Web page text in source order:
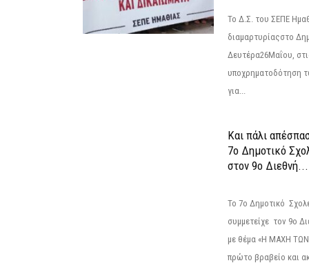
Το Δ.Σ. του ΣΕΠΕ
διαμαρτυρίαςστο
Δευτέρα26Μαΐου,
υποχρηματοδότηση
για...
Και πάλι
7ο Δημοτικό
στον 9ο Διεθνή...
Το 7ο Δημοτικό
συμμετείχε τον 9ο
με θέμα «Η ΜΑΧΗ
πρώτο βραβείο και